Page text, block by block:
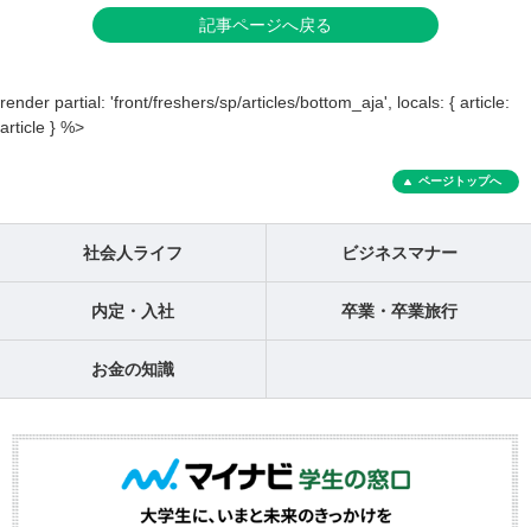
記事ページへ戻る
render partial: 'front/freshers/sp/articles/bottom_aja', locals: { article:
article } %>
ページトップへ
社会人ライフ ビジネスマナー
内定・入社 卒業・卒業旅行
お金の知識